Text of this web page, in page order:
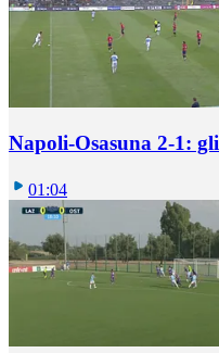
Napoli-Osasuna 2-1:
01:04